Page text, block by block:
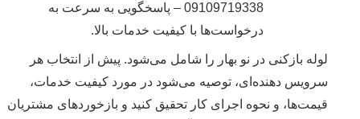
09109719338 – پاسخگویی به سرعت به
درخواست‌ها با کیفیت خدمات بالا.
لوله بازکنی در نو بهار را شامل می‌شود. پیش از انتخاب هر
سرویس دهنده‌ای، توصیه می‌شود در مورد کیفیت خدمات،
قیمت‌ها، و نحوه اجرای کار تحقیق کنید و بازخوردهای مشتریان